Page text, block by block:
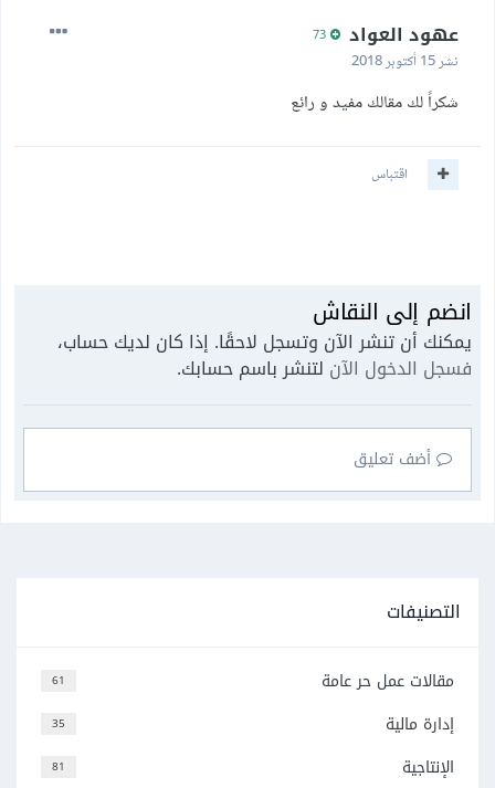
عهود العواد
نشر15 أكتوبر 2018
شكراً لك مقالك مفيد و رائع
اقتباس
انضم إلى النقاش
يمكنك أن تنشر الآن وتسجل لاحقًا. إذا كان لديك حساب،
فسجل الدخول الآن لتنشر باسم حسابك.
أضف تعليق
التصنيفات
61 مقالات عمل حر عامة
35 إدارة مالية
81 الإنتاجية